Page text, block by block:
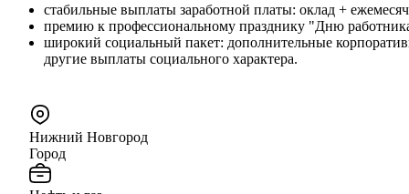
стабильные выплаты заработной платы: оклад +
премию к профессиональному празднику "Дню
широкий социальный пакет: дополнительные
другие выплаты социального характера.
Нижний Новгород
Город